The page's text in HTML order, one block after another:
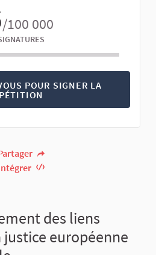
/100 000
POUR SIGNER LA
PÉTITION
des liens
européenne